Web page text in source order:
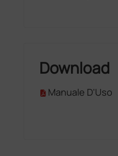
Download
Manuale D'Uso